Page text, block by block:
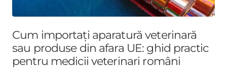
Cum importați aparatură veterinară
sau produse din afara UE: ghid practic
pentru medicii veterinari români